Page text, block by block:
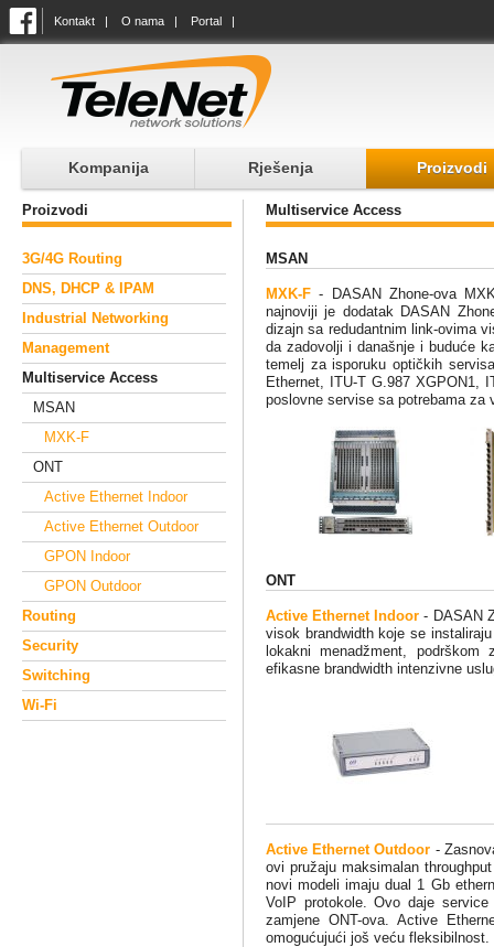
Kontakt | O nama | Portal |
Kompanija Rješenja Proizvodi
Multiservice Access
MSAN
MXK-F - DASAN Zhone-ova
najnoviji je dodatak DASAN
dizajn sa redudantnim link-ovima
da zadovolji i današnje i buduće
temelj za isporuku optičkih
Ethernet, ITU-T G.987 XGPON1,
poslovne servise sa potrebama
ONT
Active Ethernet Indoor - DASAN
visok brandwidth koje se
lokakni menadžment,
efikasne brandwidth intenzivne
Active Ethernet Outdoor -
ovi pružaju maksimalan
novi modeli imaju dual 1 Gb
VoIP protokole. Ovo daje
zamjene ONT-ova. Active
omogućujući još veću
Proizvodi
3G/4G Routing
DNS, DHCP & IPAM
Industrial Networking
Management
Multiservice Access
MSAN
MXK-F
ONT
Active Ethernet Indoor
Active Ethernet Outdoor
GPON Indoor
GPON Outdoor
Routing
Security
Switching
Wi-Fi